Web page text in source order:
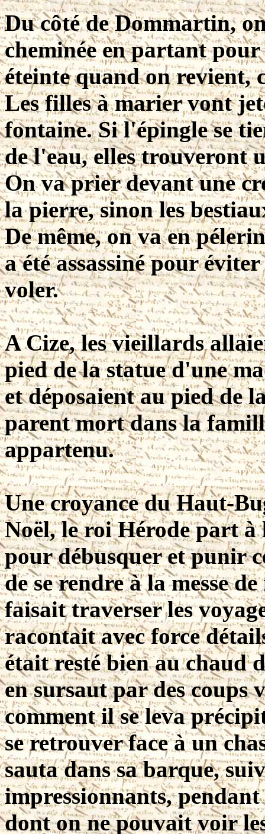
Du côté de Dommartin,
cheminée en partant
éteinte quand on revient,
Les filles à marier vont
fontaine. Si l'épingle se
de l'eau, elles trouveront
On va prier devant une
la pierre, sinon les
De même, on va en
a été assassiné pour
voler.
A Cize, les vieillards
pied de la statue d'une
et déposaient au pied de
parent mort dans la
appartenu.
Une croyance du Haut-
Noël, le roi Hérode part
pour débusquer et punir
de se rendre à la messe
faisait traverser les
racontait avec force
était resté bien au chaud
en sursaut par des coups
comment il se leva
se retrouver face à un
sauta dans sa barque,
impressionnants,
dont on ne pouvait voir